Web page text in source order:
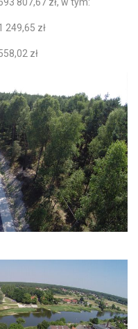
249,65 zł
zł